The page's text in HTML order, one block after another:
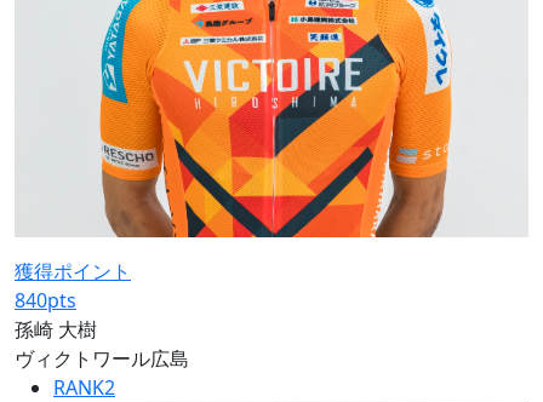
獲得ポイント
840pts
孫崎 大樹
ヴィクトワール広島
RANK2